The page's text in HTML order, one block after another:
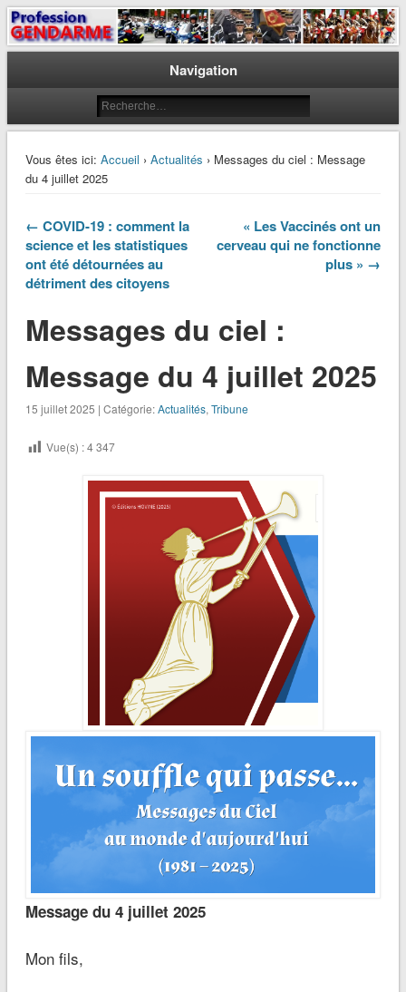
Profession Gendarme
Le journal des gendarmes
Navigation
Vous êtes ici: Accueil › Actualités › Messages du ciel : Message
du 4 juillet 2025
← COVID-19 : comment la
science et les statistiques
ont été détournées au
détriment des citoyens
« Les Vaccinés ont un
cerveau qui ne fonctionne
plus » →
Messages du ciel :
Message du 4 juillet 2025
15 juillet 2025 | Catégorie:Actualités, Tribune
Vue(s) :4 347
Message du 4 juillet 2025
Mon fils,